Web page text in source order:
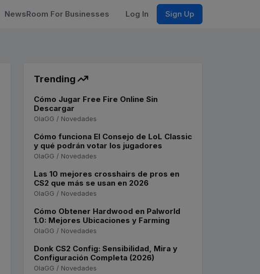
NewsRoom For Businesses Log In Sign Up
Trending
Cómo Jugar Free Fire Online Sin
Descargar
OlaGG / Novedades
Cómo funciona El Consejo de LoL Classic
y qué podrán votar los jugadores
OlaGG / Novedades
Las 10 mejores crosshairs de pros en
CS2 que más se usan en 2026
OlaGG / Novedades
Cómo Obtener Hardwood en Palworld
1.0: Mejores Ubicaciones y Farming
OlaGG / Novedades
Donk CS2 Config: Sensibilidad, Mira y
Configuración Completa (2026)
OlaGG / Novedades